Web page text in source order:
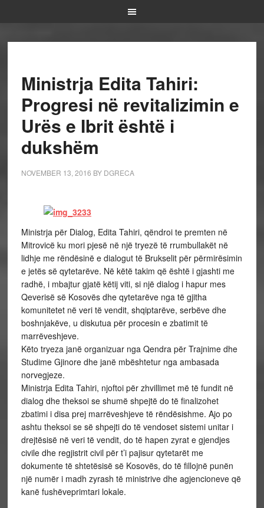
Ministrja Edita Tahiri:
Progresi në revitalizimin e
Urës e Ibrit është i
dukshëm
NOVEMBER 13, 2016 BY DGRECA
Ministrja për Dialog, Edita Tahiri, qëndroi te premten në
Mitrovicë ku mori pjesë në një tryezë të rrumbullakët në
lidhje me rëndësinë e dialogut të Brukselit për përmirësimin
e jetës së qytetarëve. Në këtë takim që është i gjashti me
radhë, i mbajtur gjatë këtij viti, si një dialog i hapur mes
Qeverisë së Kosovës dhe qytetarëve nga të gjitha
komunitetet në veri të vendit, shqiptarëve, serbëve dhe
boshnjakëve, u diskutua për procesin e zbatimit të
marrëveshjeve.
Këto tryeza janë organizuar nga Qendra për Trajnime dhe
Studime Gjinore dhe janë mbështetur nga ambasada
norvegjeze.
Ministrja Edita Tahiri, njoftoi për zhvillimet më të fundit në
dialog dhe theksoi se shumë shpejtë do të finalizohet
zbatimi i disa prej marrëveshjeve të rëndësishme. Ajo po
ashtu theksoi se së shpejti do të vendoset sistemi unitar i
drejtësisë në veri të vendit, do të hapen zyrat e gjendjes
civile dhe regjistrit civil për t’i pajisur qytetarët me
dokumente të shtetësisë së Kosovës, do të fillojnë punën
një numër i madh zyrash të ministrive dhe agjencioneve që
kanë fushëveprimtari lokale.